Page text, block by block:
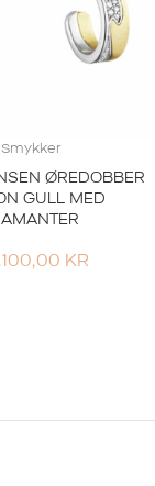
Smykker
ØREDOBBER
GULL MED
KR